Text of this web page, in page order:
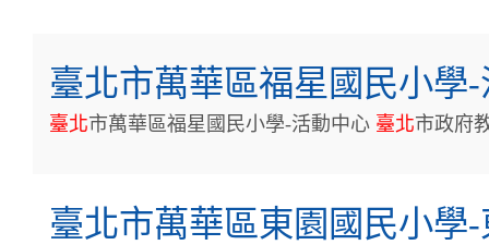
臺北市萬華區福星國民小學
臺北市萬華區福星國民小學-活動中心 臺北市政府
臺北市萬華區東園國民小學